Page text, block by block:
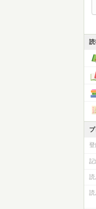
読
登
記
読
読